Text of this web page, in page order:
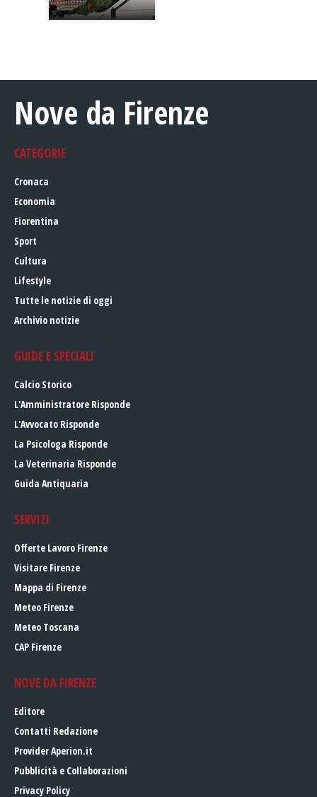
Nove da Firenze
CATEGORIE
Cronaca
Economia
Fiorentina
Sport
Cultura
Lifestyle
Tutte le notizie di oggi
Archivio notizie
GUIDE E SPECIALI
Calcio Storico
L'Amministratore Risponde
L'Avvocato Risponde
La Psicologa Risponde
La Veterinaria Risponde
Guida Antiquaria
SERVIZI
Offerte Lavoro Firenze
Visitare Firenze
Mappa di Firenze
Meteo Firenze
Meteo Toscana
CAP Firenze
NOVE DA FIRENZE
Editore
Contatti Redazione
Provider Aperion.it
Pubblicità e Collaborazioni
Privacy Policy